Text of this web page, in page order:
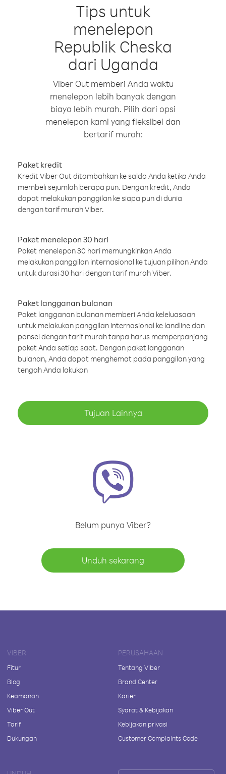
Tips untuk
menelepon
Republik Cheska
dari Uganda
Viber Out memberi Anda waktu
menelepon lebih banyak dengan
biaya lebih murah. Pilih dari opsi
menelepon kami yang fleksibel dan
bertarif murah:
Paket kredit
Kredit Viber Out ditambahkan ke saldo Anda ketika Anda
membeli sejumlah berapa pun. Dengan kredit, Anda
dapat melakukan panggilan ke siapa pun di dunia
dengan tarif murah Viber.
Paket menelepon 30 hari
Paket menelepon 30 hari memungkinkan Anda
melakukan panggilan internasional ke tujuan pilihan Anda
untuk durasi 30 hari dengan tarif murah Viber.
Paket langganan bulanan
Paket langganan bulanan memberi Anda keleluasaan
untuk melakukan panggilan internasional ke landline dan
ponsel dengan tarif murah tanpa harus memperpanjang
paket Anda setiap saat. Dengan paket langganan
bulanan, Anda dapat menghemat pada panggilan yang
tengah Anda lakukan
Tujuan Lainnya
Belum punya Viber?
Unduh sekarang
VIBER
Fitur
Blog
Keamanan
Viber Out
Tarif
Dukungan
PERUSAHAAN
Tentang Viber
Brand Center
Karier
Syarat & Kebijakan
Kebijakan privasi
Customer Complaints Code